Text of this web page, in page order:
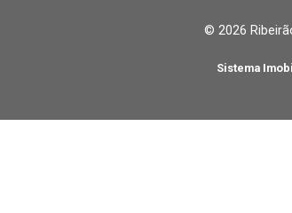
© 2026
Sistema